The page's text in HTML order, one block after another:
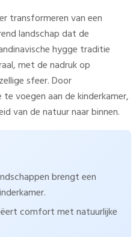
transformeren van een
landschap dat de
hygge traditie
met de nadruk op
sfeer. Door
voegen aan de kinderkamer,
van de natuur naar binnen.
brengt een
comfort met natuurlijke